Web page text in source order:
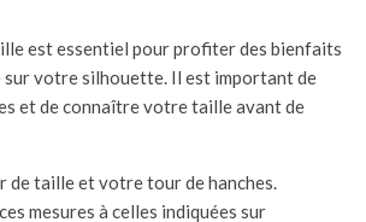
est essentiel pour profiter des bienfaits
sur votre silhouette. Il est important de
et de connaître votre taille avant de
taille et votre tour de hanches.
mesures à celles indiquées sur